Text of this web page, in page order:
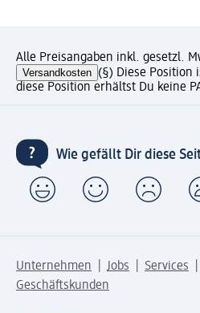
Alle Preisangaben inkl. gesetzl.
Versandkosten (§) Diese Position
diese Position erhältst Du keine
Wie gefällt Dir diese
Unternehmen Jobs Services
Geschäftskunden